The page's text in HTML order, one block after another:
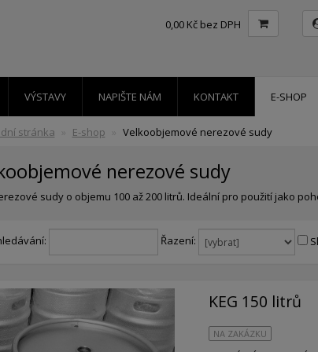
0,00 Kč bez DPH
VÝSTAVY NAPIŠTE NÁM KONTAKT E-SHOP
stránka E-shop Velkoobjemové nerezové sudy
nerezové sudy
sudy o objemu 100 až 200 litrů. Ideální pro použití jako
Řazení:
KEG 150 litrů
NA ZAKÁZKU